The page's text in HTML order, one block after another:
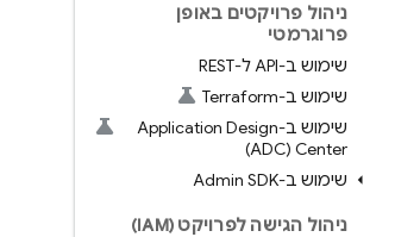
ניהול פרויקטים באופן
פרוגרמטי
שימוש ב-API ל-REST
שימוש ב-Terraform
שימוש ב-Application Design
Center‏ (ADC)
שימוש ב-Admin SDK
ניהול הגישה לפרויקט (IAM)